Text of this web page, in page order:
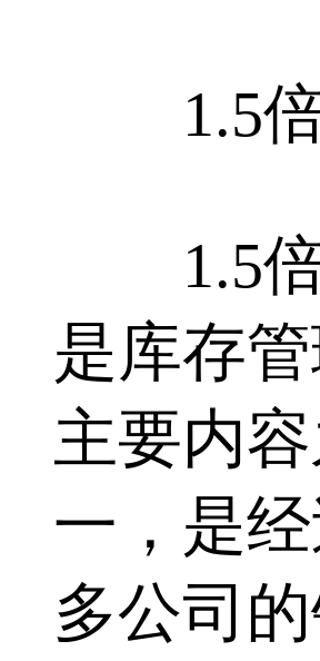
1.5倍
1.5倍
是库存
主要内容
一，是
多公司